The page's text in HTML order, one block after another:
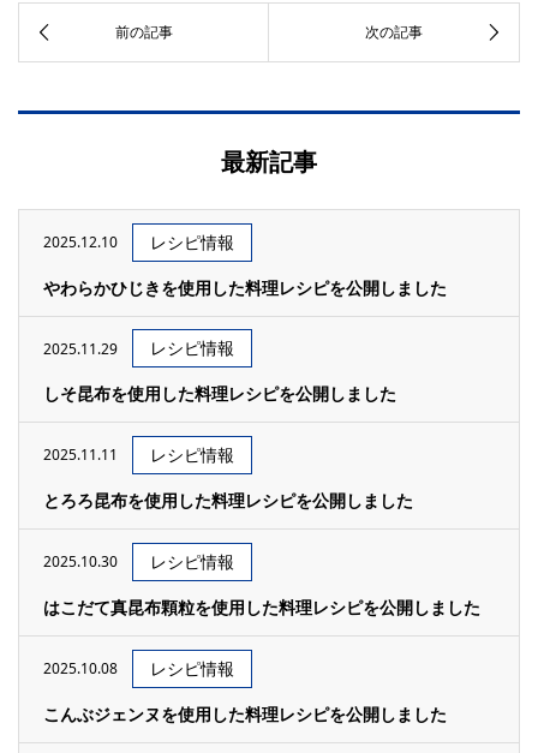
最新記事
2025.12.10
レシピ情報
やわらかひじきを使用した料理レシピを公開しました
2025.11.29
レシピ情報
しそ昆布を使用した料理レシピを公開しました
2025.11.11
レシピ情報
とろろ昆布を使用した料理レシピを公開しました
2025.10.30
レシピ情報
はこだて真昆布顆粒を使用した料理レシピを公開しました
2025.10.08
レシピ情報
こんぶジェンヌを使用した料理レシピを公開しました